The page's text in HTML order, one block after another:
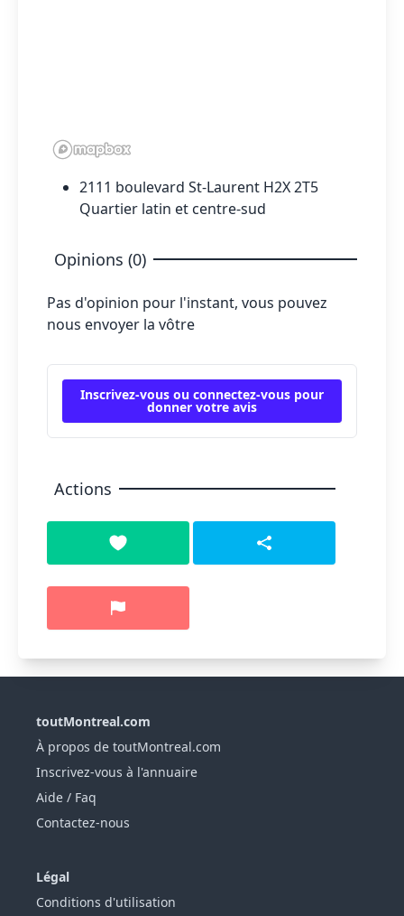
2111 boulevard St-Laurent H2X 2T5
Quartier latin et centre-sud
Opinions (0)
Pas d'opinion pour l'instant, vous pouvez
nous envoyer la vôtre
Inscrivez-vous ou connectez-vous pour
donner votre avis
Actions
toutMontreal.com
À propos de toutMontreal.com
Inscrivez-vous à l'annuaire
Aide / Faq
Contactez-nous
Légal
Conditions d'utilisation